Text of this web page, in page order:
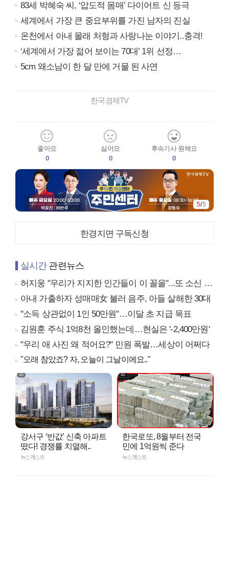
83세 박혜숙 씨, ‘압도적 몸매’ 다이어트 신 등극
세계에서 가장 큰 중요부위를 가진 남자의 진실
온천에서 아내 몰래 처형과 사랑나눈 이야기..충격!
‘세계에서 가장 젊어 보이는 70대’ 1위 선정…
5cm 왜소남이 한 달 만에 거물 된 사연
한국경제TV
좋아요
0
싫어요
0
후속기사 원해요
0
5/5
한경지면 구독신청
실시간관련뉴스
허지웅 "우리가 지지한 인간들이 이 꼴을"...또 소신 발언
아내 가출하자 성매매女 불러 음주, 아들 살해한 30대
"소득 상관없이 1인 50만원"…이달 초 지급 목표
김원훈 주식 1억8천 올인했는데…현실은 '-2,400만원'
"우리 애 사진 왜 적어요?" 민원 폭발…세상이 어쩌다
"오래 참았죠? 자, 오늘이 그날이에요.."
강서구 ‘반값’ 신축 아파트
떴다! 경쟁률 치열해..
뉴스캐스트
한국로또, 8월부터 전국
민에 1억원씩 준다
뉴스캐스트